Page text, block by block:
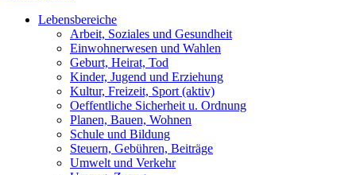
Lebensbereiche
Arbeit, Soziales und Gesundheit
Einwohnerwesen und Wahlen
Geburt, Heirat, Tod
Kinder, Jugend und Erziehung
Kultur, Freizeit, Sport (aktiv)
Oeffentliche Sicherheit u. Ordnung
Planen, Bauen, Wohnen
Schule und Bildung
Steuern, Gebühren, Beiträge
Umwelt und Verkehr